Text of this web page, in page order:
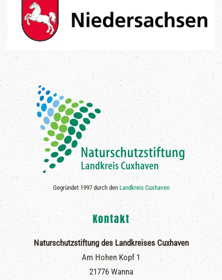
Gegründet 1997 durch den Landkreis Cuxhaven
Kontakt
Naturschutzstiftung des Landkreises Cuxhaven
Am Hohen Kopf 1
21776 Wanna